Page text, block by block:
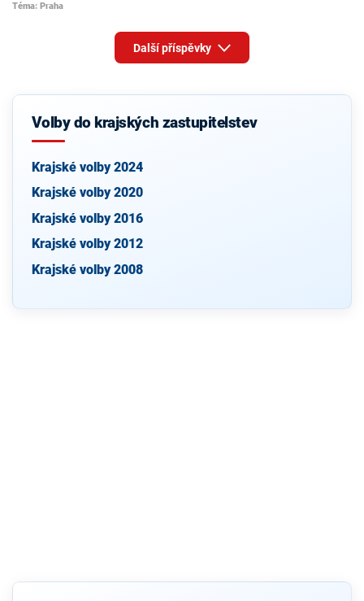
Téma: Praha
Další příspěvky
Volby do krajských zastupitelstev
Krajské volby 2024
Krajské volby 2020
Krajské volby 2016
Krajské volby 2012
Krajské volby 2008